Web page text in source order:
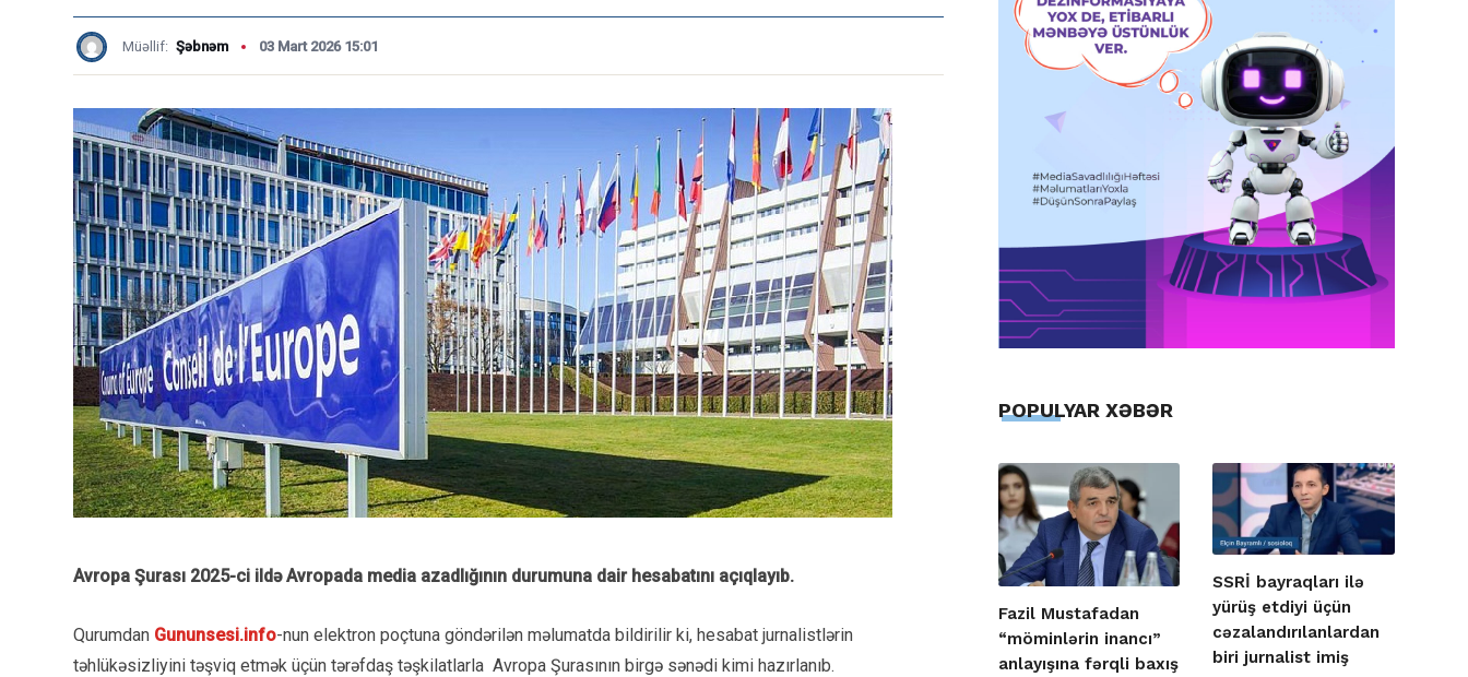
Müəllif: Şəbnəm 03 Mart 2026 15:01
Avropa Şurası 2025-ci ildə Avropada media azadlığının durumuna dair hesabatını açıqlayıb.
Qurumdan Gununsesi.info-nun elektron poçtuna göndərilən məlumatda bildirilir ki, hesabat jurnalistlərin
təhlükəsizliyini təşviq etmək üçün tərəfdaş təşkilatlarla Avropa Şurasının birgə sənədi kimi hazırlanıb.
POPULYAR XƏBƏR
Fazil Mustafadan
“möminlərin inancı”
anlayışına fərqli baxış
SSRİ bayraqları ilə
yürüş etdiyi üçün
cəzalandırılanlardan
biri jurnalist imiş